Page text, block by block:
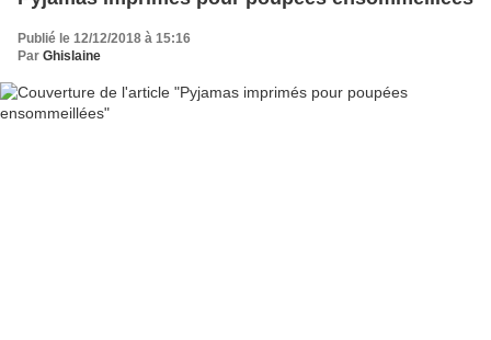
Publié le 12/12/2018 à 15:16
Par Ghislaine